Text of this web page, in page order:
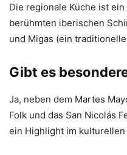
Die regionale Küche ist
berühmten iberischen
und Migas (ein
Gibt es
Ja, neben dem Martes
Folk und das San Nicolás
ein Highlight im